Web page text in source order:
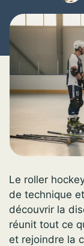
Le roller
de technique
découvrir la
réunit tout ce
et rejoindre la